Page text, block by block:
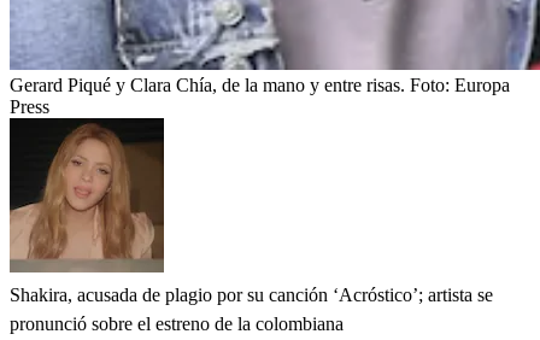
Gerard Piqué y Clara Chía, de la mano y entre risas. Foto: Europa
Press
Shakira, acusada de plagio por su canción ‘Acróstico’; artista se
pronunció sobre el estreno de la colombiana